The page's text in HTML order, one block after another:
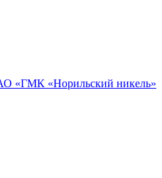
«ГМК «Норильский никель»